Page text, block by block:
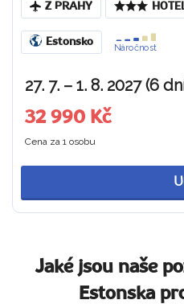
Z PRAHY
Estonsko
Náročnost
27. 7. – 1. 8. 2027 (6
32 990 Kč
Cena za 1 osobu
Jaké jsou naše
Estonska